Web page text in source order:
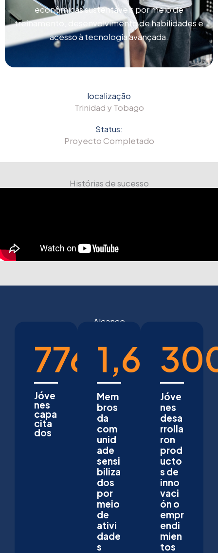
econômicas sustentáveis ​​por meio de
treinamento, desenvolvimento de habilidades e
acesso à tecnologia avançada.
localização
Trinidad y Tobago
Status:
Proyecto Completado
Histórias de sucesso
Alcance
776
Jóve
nes
capa
cita
dos
1,652
Mem
bros
da
com
unid
ade
sensi
biliza
dos
por
meio
de
ativi
dade
s
Jóve
nes
desa
rrolla
ron
prod
ucto
s de
inno
vaci
ón o
empr
endi
mien
tos